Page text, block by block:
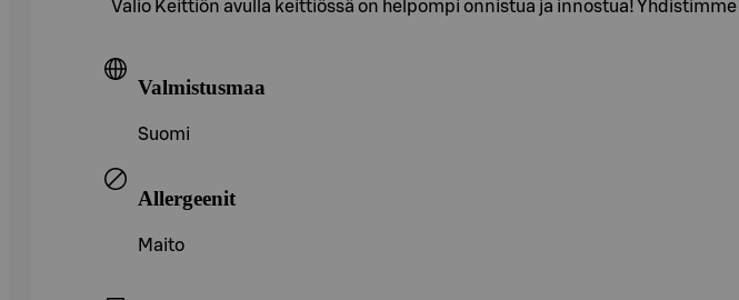
Valio Keittiön avulla keittiössä on helpompi onnistua ja innostua!
Valmistusmaa
Suomi
Allergeenit
Maito